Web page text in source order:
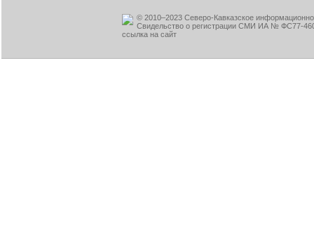
© 2010–2023 Северо-Кавказское
Свидельство о регистрации СМИ ИА № ФС77-
ссылка на сайт